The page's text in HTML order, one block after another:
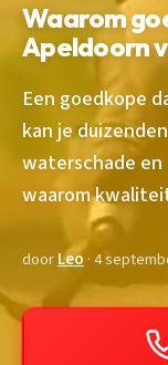
Waarom
Apeldoorn
Een goedkope
kan je
waterschade
waarom
doorLeo · 4